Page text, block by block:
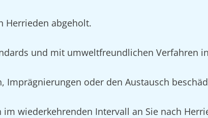
Herrieden abgeholt.
und mit umweltfreundlichen Verfahren
Imprägnierungen oder den Austausch
wiederkehrenden Intervall an Sie nach